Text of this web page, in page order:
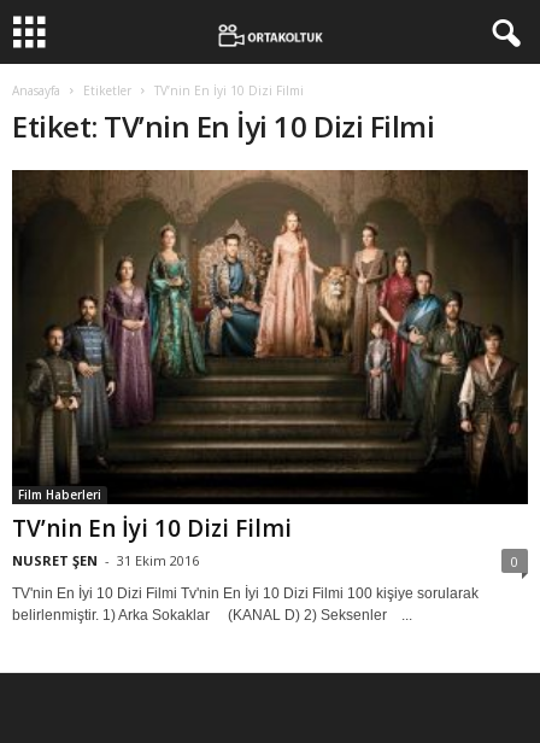
Anasayfa Etiketler TV’nin En İyi 10 Dizi Filmi
Etiket: TV’nin En İyi 10 Dizi Filmi
Film Haberleri
TV’nin En İyi 10 Dizi Filmi
NUSRET ŞEN - 31 Ekim 2016 0
TV'nin En İyi 10 Dizi Filmi Tv'nin En İyi 10 Dizi Filmi 100 kişiye sorularak
belirlenmiştir. 1) Arka Sokaklar (KANAL D) 2) Seksenler ...